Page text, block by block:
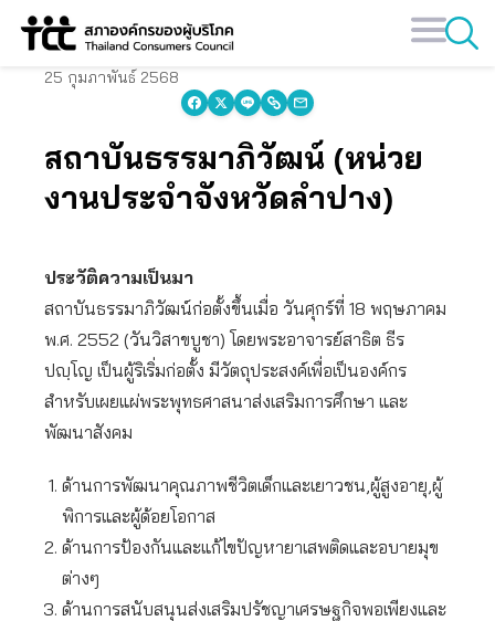
Skip
25 กุมภาพันธ์ 2568
สถาบันธรรมาภิวัฒน์ (หน่วย
งานประจำจังหวัดลำปาง)
ประวัติความเป็นมา
สถาบันธรรมาภิวัฒน์ก่อตั้งขึ้นเมื่อ วันศุกร์ที่ 18 พฤษภาคม
พ.ศ. 2552 (วันวิสาขบูชา) โดยพระอาจารย์สาธิต ธีร
ปญฺโญ เป็นผู้ริเริ่มก่อตั้ง มีวัตถุประสงค์เพื่อเป็นองค์กร
สำหรับเผยแผ่พระพุทธศาสนาส่งเสริมการศึกษา และ
พัฒนาสังคม
ด้านการพัฒนาคุณภาพชีวิตเด็กและเยาวชน,ผู้สูงอายุ,ผู้
พิการและผู้ด้อยโอกาส
ด้านการป้องกันและแก้ไขปัญหายาเสพติดและอบายมุข
ต่างๆ
ด้านการสนับสนุนส่งเสริมปรัชญาเศรษฐกิจพอเพียงและ